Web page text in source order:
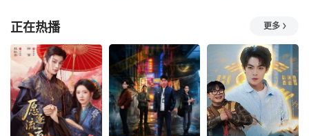
正在热播 更多